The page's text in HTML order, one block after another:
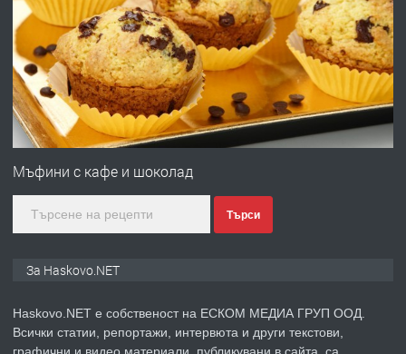
ПРЕДЛАГА Давам гараж под наем
преди 5 дни
ПРЕДЛАГА
№4120 Магазин/Офис под наем в кв.
градската градина!
преди 5 дни
Мъфини с кафе и шоколад
Търси
За Haskovo.NET
Haskovo.NET е собственост на ЕСКОМ МЕДИА ГРУП ООД.
Всички статии, репортажи, интервюта и други текстови,